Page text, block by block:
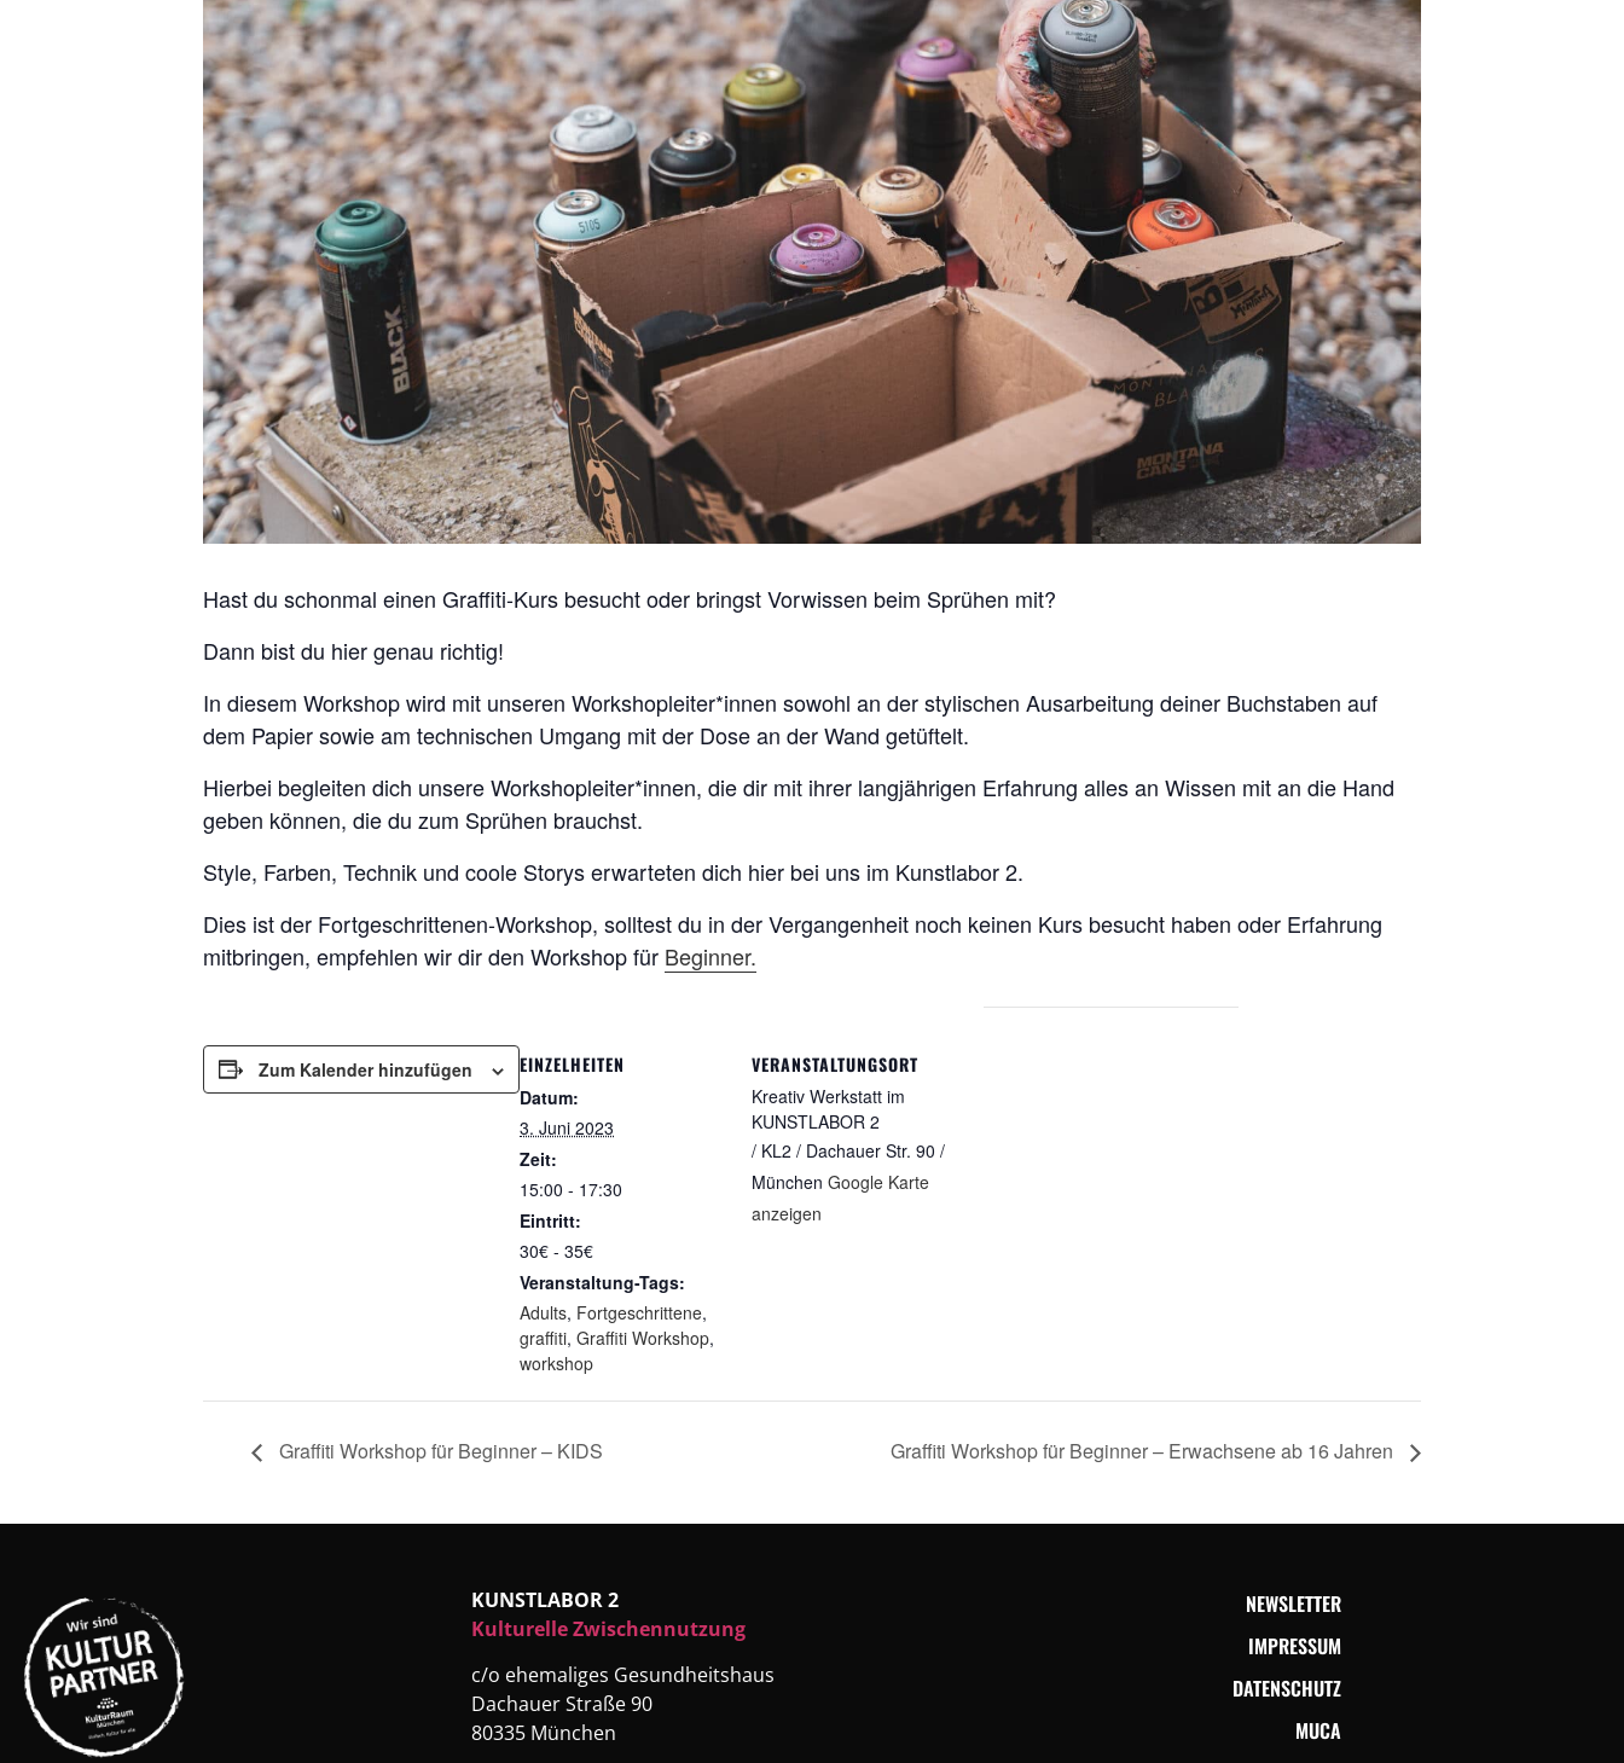
Hast du schonmal einen Graffiti-Kurs besucht oder bringst Vorwissen beim Sprühen mit?
Dann bist du hier genau richtig!
In diesem Workshop wird mit unseren Workshopleiter*innen sowohl an der stylischen Ausarbeitung deiner Buchstaben auf
dem Papier sowie am technischen Umgang mit der Dose an der Wand getüftelt.
Hierbei begleiten dich unsere Workshopleiter*innen, die dir mit ihrer langjährigen Erfahrung alles an Wissen mit an die Hand
geben können, die du zum Sprühen brauchst.
Style, Farben, Technik und coole Storys erwarteten dich hier bei uns im Kunstlabor 2.
Dies ist der Fortgeschrittenen-Workshop, solltest du in der Vergangenheit noch keinen Kurs besucht haben oder Erfahrung
mitbringen, empfehlen wir dir den Workshop für Beginner.
Zum Kalender hinzufügen EINZELHEITEN
Datum:
3. Juni 2023
Zeit:
15:00 - 17:30
Eintritt:
30€ - 35€
Veranstaltung-Tags:
Adults, Fortgeschrittene,
graffiti, Graffiti Workshop,
workshop
VERANSTALTUNGSORT
Kreativ Werkstatt im
KUNSTLABOR 2
/ KL2 / Dachauer Str. 90 /
München Google Karte
anzeigen
Graffiti Workshop für Beginner – KIDS Graffiti Workshop für Beginner – Erwachsene ab 16 Jahren
KUNSTLABOR 2
Kulturelle Zwischennutzung
c/o ehemaliges Gesundheitshaus
Dachauer Straße 90
80335 München
NEWSLETTER
IMPRESSUM
DATENSCHUTZ
MUCA